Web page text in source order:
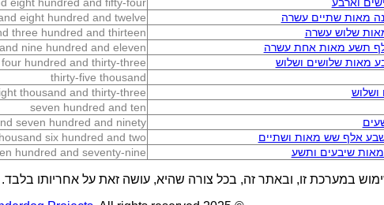
מאות שתיים עשרה
eight hundred and twelve
שלוש עשרה
three hundred and thirteen
תשע מאות אחת עשרה
nine hundred and eleven
מאות שלושים ושלוש
hundred and thirty-three
thirty-five thousand
ושלוש
thousand and thirty-three
seven hundred and ten
seven hundred and ninety
אלף שש מאות ושתיים
six hundred and two
שיבעים ותשע hundred and seventy-nine
במערכת זו, ובאתר זה, בכל צורה שהיא, עושה זאת על אחריותו בלבד.